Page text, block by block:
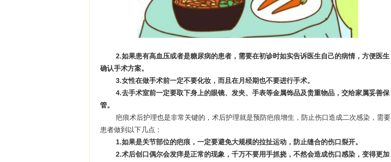
2.如果患有高血压或者是糖尿病的患者，需要在初诊时如实告诉医生自己的病情，方便医生
确认手术方案。
3.女性在做手术前一定不要化妆，而且在月经期也不要进行手术。
4.去手术室前一定要取下身上的眼镜、发夹、手表等金属饰品及贵重物品，交给家属妥善保
管。
疤痕术后护理也是非常关键的，术后护理就是预防疤痕增生，防止伤口造成二次感染，需要
患者做到以下几点：
1.如果是关节部位的疤痕，一定要避免大规模的拉扯运动，防止缝合的伤口裂开。
2.术后创口偶尔会发痒是正常的现象，千万不要用手抓挠，不然会造成伤口感染，变得更加